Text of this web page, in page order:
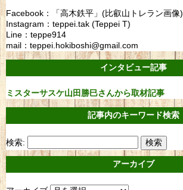
Facebook：「高木鉄平」(比叡山トレラン画像)
Instagram：teppei.tak (Teppei T)
Line：teppe914
mail：teppei.hokiboshi@gmail.com
インタビュー記事
ミスターサスケ山田勝巳さんから取材記事
記事内のキーワード検索
検索:
アーカイブ